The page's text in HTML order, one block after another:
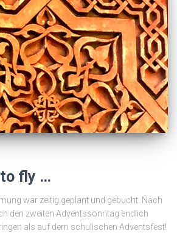
fly …
war zeitig geplant und gebucht: Nach
den zweiten Adventssonntag endlich
als auf dem schulischen Adventsfest!